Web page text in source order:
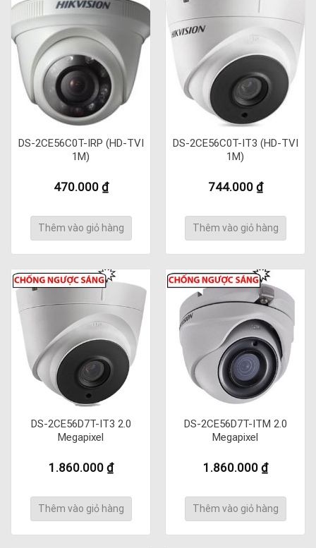
DS-2CE56C0T-IRP (HD-TVI
1M)
470.000 ₫
Thêm vào giỏ hàng
DS-2CE56C0T-IT3 (HD-TVI
1M)
744.000 ₫
Thêm vào giỏ hàng
DS-2CE56D7T-IT3 2.0
Megapixel
1.860.000 ₫
Thêm vào giỏ hàng
DS-2CE56D7T-ITM 2.0
Megapixel
1.860.000 ₫
Thêm vào giỏ hàng